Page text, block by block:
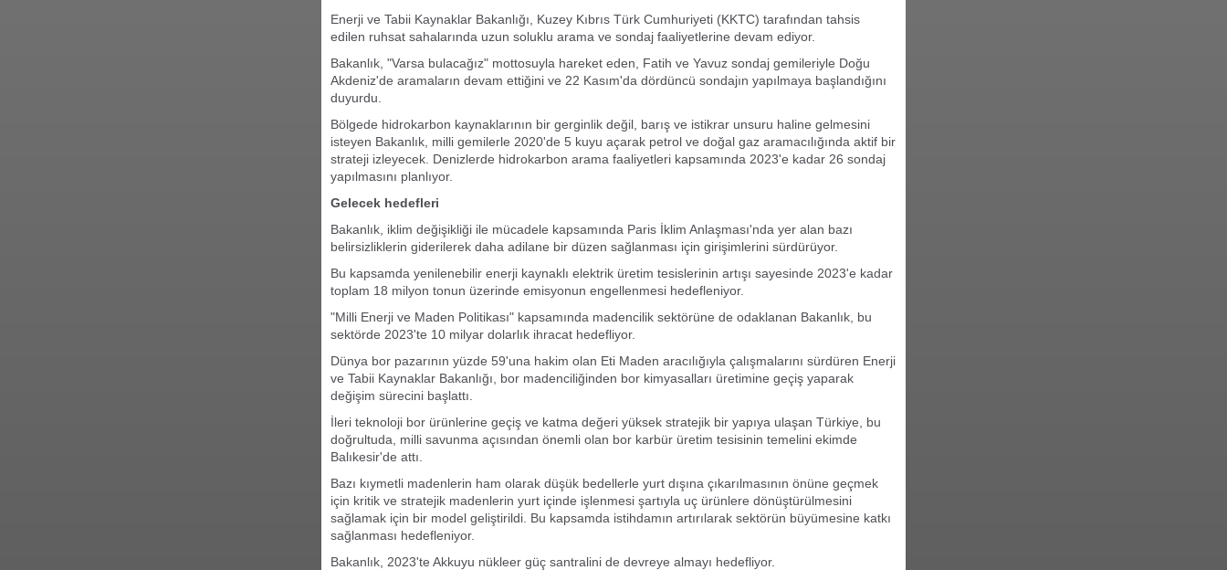
Enerji ve Tabii Kaynaklar Bakanlığı, Kuzey Kıbrıs Türk Cumhuriyeti (KKTC) tarafından tahsis
edilen ruhsat sahalarında uzun soluklu arama ve sondaj faaliyetlerine devam ediyor.
Bakanlık, "Varsa bulacağız" mottosuyla hareket eden, Fatih ve Yavuz sondaj gemileriyle Doğu
Akdeniz'de aramaların devam ettiğini ve 22 Kasım'da dördüncü sondajın yapılmaya başlandığını
duyurdu.
Bölgede hidrokarbon kaynaklarının bir gerginlik değil, barış ve istikrar unsuru haline gelmesini
isteyen Bakanlık, milli gemilerle 2020'de 5 kuyu açarak petrol ve doğal gaz aramacılığında aktif bir
strateji izleyecek. Denizlerde hidrokarbon arama faaliyetleri kapsamında 2023'e kadar 26 sondaj
yapılmasını planlıyor.
Gelecek hedefleri
Bakanlık, iklim değişikliği ile mücadele kapsamında Paris İklim Anlaşması'nda yer alan bazı
belirsizliklerin giderilerek daha adilane bir düzen sağlanması için girişimlerini sürdürüyor.
Bu kapsamda yenilenebilir enerji kaynaklı elektrik üretim tesislerinin artışı sayesinde 2023'e kadar
toplam 18 milyon tonun üzerinde emisyonun engellenmesi hedefleniyor.
"Milli Enerji ve Maden Politikası" kapsamında madencilik sektörüne de odaklanan Bakanlık, bu
sektörde 2023'te 10 milyar dolarlık ihracat hedefliyor.
Dünya bor pazarının yüzde 59'una hakim olan Eti Maden aracılığıyla çalışmalarını sürdüren Enerji
ve Tabii Kaynaklar Bakanlığı, bor madenciliğinden bor kimyasalları üretimine geçiş yaparak
değişim sürecini başlattı.
İleri teknoloji bor ürünlerine geçiş ve katma değeri yüksek stratejik bir yapıya ulaşan Türkiye, bu
doğrultuda, milli savunma açısından önemli olan bor karbür üretim tesisinin temelini ekimde
Balıkesir'de attı.
Bazı kıymetli madenlerin ham olarak düşük bedellerle yurt dışına çıkarılmasının önüne geçmek
için kritik ve stratejik madenlerin yurt içinde işlenmesi şartıyla uç ürünlere dönüştürülmesini
sağlamak için bir model geliştirildi. Bu kapsamda istihdamın artırılarak sektörün büyümesine katkı
sağlanması hedefleniyor.
Bakanlık, 2023'te Akkuyu nükleer güç santralini de devreye almayı hedefliyor.